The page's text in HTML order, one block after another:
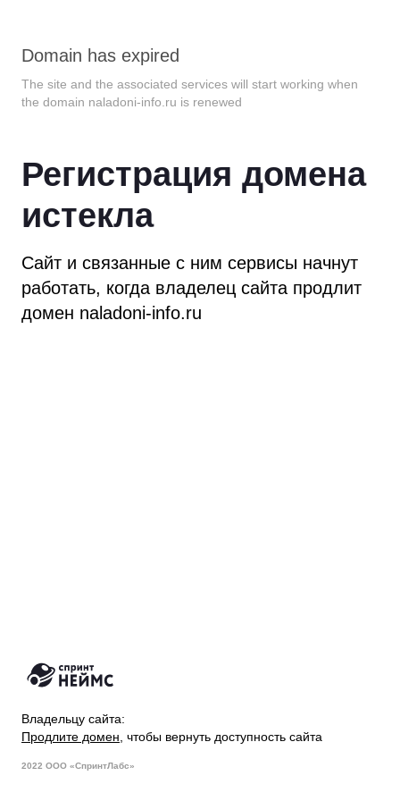
Domain has expired
The site and the associated services will start working when
the domain naladoni-info.ru is renewed
Регистрация домена
истекла
Сайт и связанные с ним сервисы начнут
работать, когда владелец сайта продлит
домен naladoni-info.ru
Владельцу сайта:
Продлите домен , чтобы вернуть доступность сайта
2022 ООО «СпринтЛабс»